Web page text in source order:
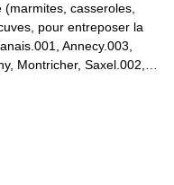
casseroles,
pour entreposer la
Annecy.003,
Montricher, Saxel.002,…